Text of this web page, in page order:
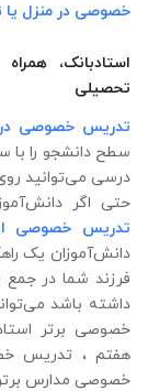
خصوصی در منزل
استادبانک،
تحصیلی
تدریس خصوصی
سطح دانشجو را با
درسی می‌توانید
حتی اگر
تدریس خصوصی
دانش‌آموزان یک
فرزند شما در جمع
داشته باشد
خصوصی برتر
هفتم ، تدریس
خصوصی مدارس